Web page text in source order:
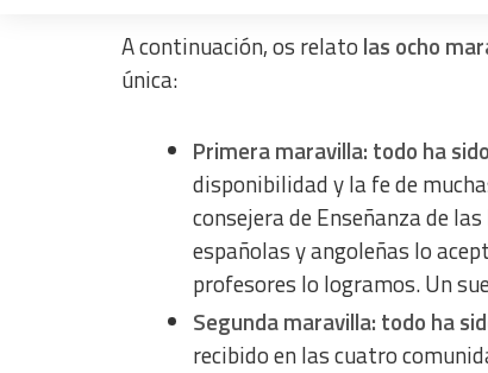
A continuación, os relato las ocho
única:
Primera maravilla: todo ha
disponibilidad y la fe de
consejera de Enseñanza de
españolas y angoleñas lo
profesores lo logramos. Un
Segunda maravilla: todo ha
recibido en las cuatro
Measure content performance
Develop and improve services
Use limited data to select content
Use precise geolocation data
Identify devices based on information actively requested